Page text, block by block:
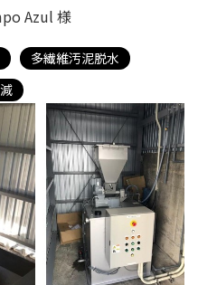
Azul 様
多繊維汚泥脱水